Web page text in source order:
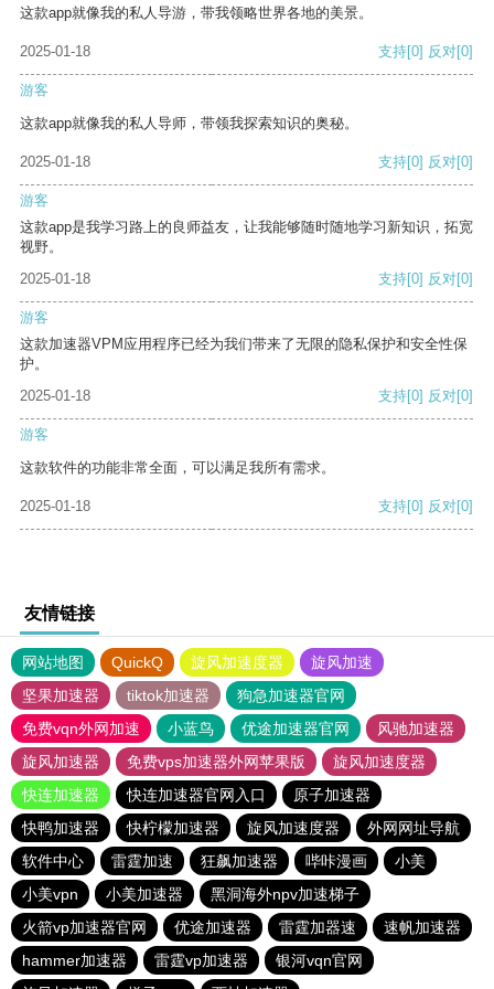
这款app就像我的私人导游，带我领略世界各地的美景。
2025-01-18 支持[0] 反对[0]
游客
这款app就像我的私人导师，带领我探索知识的奥秘。
2025-01-18 支持[0] 反对[0]
游客
这款app是我学习路上的良师益友，让我能够随时随地学习新知识，拓宽
视野。
2025-01-18
支持[0] 反对[0]
游客
这款加速器VPM应用程序已经为我们带来了无限的隐私保护和安全性保
护。
2025-01-18
支持[0] 反对[0]
游客
这款软件的功能非常全面，可以满足我所有需求。
2025-01-18 支持[0] 反对[0]
友情链接
网站地图 QuickQ 旋风加速度器
旋风加速
坚果加速器
tiktok加速器
狗急加速器官网
免费vqn外网加速
小蓝鸟 优途加速器官网
风驰加速器
旋风加速器
免费vps加速器外网苹果版
旋风加速度器
快连加速器
快连加速器官网入口
原子加速器
快鸭加速器
快柠檬加速器 旋风加速度器
外网网址导航
软件中心
雷霆加速 狂飙加速器 哔咔漫画
小美
小美vpn
小美加速器
黑洞海外npv加速梯子
火箭vp加速器官网
优途加速器 雷霆加器速
速帆加速器
hammer加速器
雷霆vp加速器
银河vqn官网